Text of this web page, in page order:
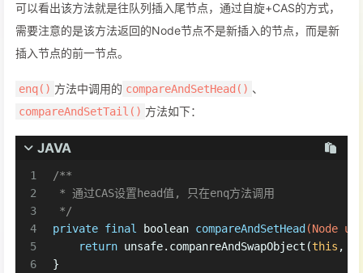
可以看出该方法就是往队列插入尾节点，通过自旋+CAS的方式，
需要注意的是该方法返回的Node节点不是新插入的节点，而是新
插入节点的前一节点。
enq() 方法中调用的 compareAndSetHead() 、
compareAndSetTail() 方法如下：
JAVA
1
2
3
4
5
6
/**
* 通过CAS设置head值, 只在enq方法调用
*/
private final boolean compareAndSetHead (Node
return unsafe.companreAndSwapObject(this ,
}